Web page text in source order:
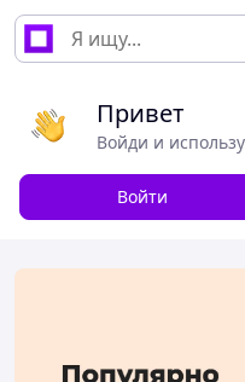
Привет
Войди и
Войти